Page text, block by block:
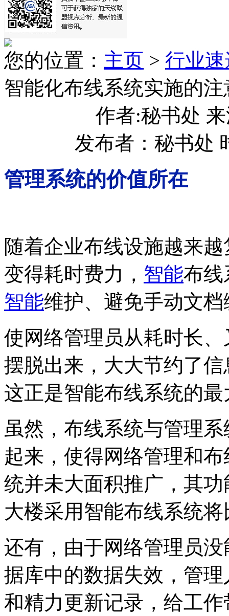
您的位置： 主页 > 行业
智能化布线系统实施的注
作者:秘书处
发布者：秘书处
管理系统的价值所在
随着企业布线设施越来
变得耗时费力， 智能布线
智能维护、避免手动文
使网络管理员从耗时长
摆脱出来，大大节约了
这正是智能布线系统的
虽然，布线系统与管理
起来，使得网络管理和
统并未大面积推广，其
大楼采用智能布线系统
还有，由于网络管理员
据库中的数据失效，管
和精力更新记录，给工